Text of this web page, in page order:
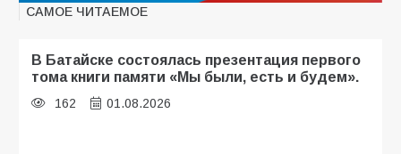
САМОЕ ЧИТАЕМОЕ
В Батайске состоялась презентация первого
тома книги памяти «Мы были, есть и будем».
162 01.08.2026